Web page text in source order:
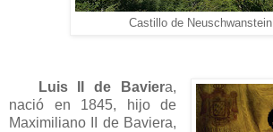
Castillo de Neuschwanstein
Luis II de Baviera,
nació en 1845, hijo de
Maximiliano II de Baviera,